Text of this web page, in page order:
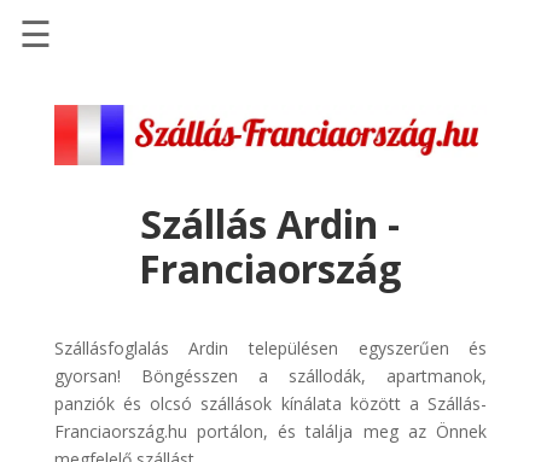
Szállások
Repülőjegy
pénzvisszatérítéssel
Discover
Cars
Transzfer
☰
Szállás Ardin -
Franciaország
Szállásfoglalás Ardin településen egyszerűen és
gyorsan! Böngésszen a szállodák, apartmanok,
panziók és olcsó szállások kínálata között a Szállás-
Franciaország.hu portálon, és találja meg az Önnek